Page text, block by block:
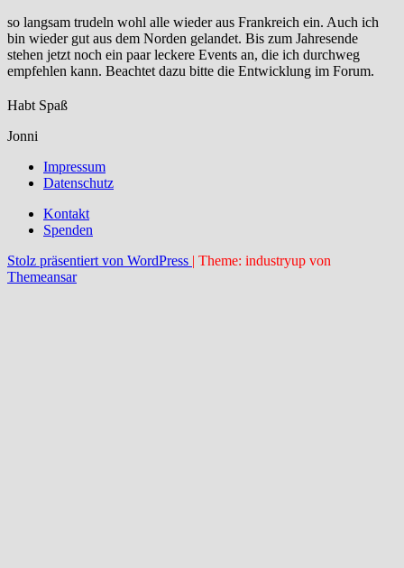
so langsam trudeln wohl alle wieder aus Frankreich ein. Auch ich
bin wieder gut aus dem Norden gelandet. Bis zum Jahresende
stehen jetzt noch ein paar leckere Events an, die ich durchweg
empfehlen kann. Beachtet dazu bitte die Entwicklung im Forum.
Habt Spaß
Jonni
Impressum
Datenschutz
Kontakt
Spenden
Stolz präsentiert von WordPress | Theme: industryup von
Themeansar